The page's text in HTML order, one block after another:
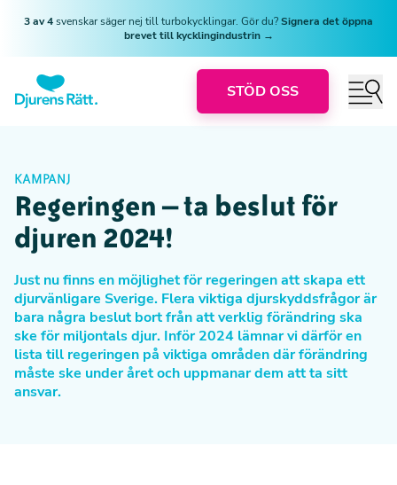
3 av 4svenskar säger nej till turbokycklingar. Gör du?Signera det öppna
brevet till kycklingindustrin →
STÖD OSS
KAMPANJ
Regeringen – ta beslut för
djuren 2024!
Just nu finns en möjlighet för regeringen att skapa ett
djurvänligare Sverige. Flera viktiga djurskyddsfrågor är
bara några beslut bort från att verklig förändring ska
ske för miljontals djur. Inför 2024 lämnar vi därför en
lista till regeringen på viktiga områden där förändring
måste ske under året och uppmanar dem att ta sitt
ansvar.